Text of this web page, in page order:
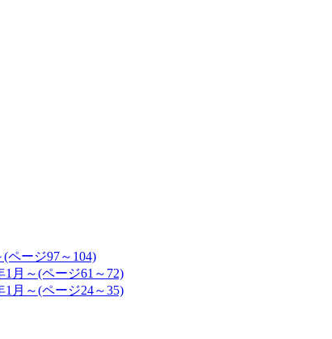
(ページ97～104)
1月～(ページ61～72)
1月～(ページ24～35)